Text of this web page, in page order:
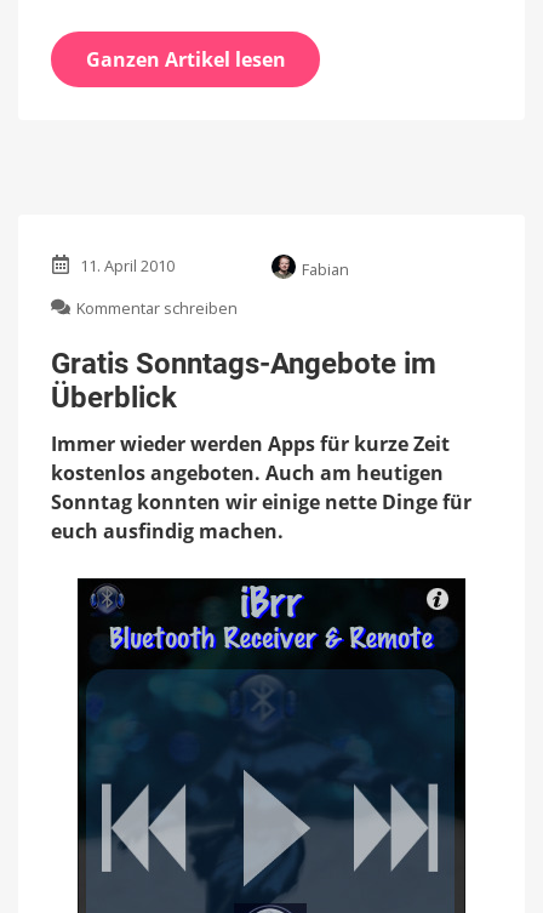
Ganzen Artikel lesen
11. April 2010
Fabian
Kommentar schreiben
Sonntags-
Angebote
Gratis Sonntags-Angebote im
Überblick
Immer wieder werden Apps für kurze Zeit
kostenlos angeboten. Auch am heutigen
Sonntag konnten wir einige nette Dinge für
euch ausfindig machen.